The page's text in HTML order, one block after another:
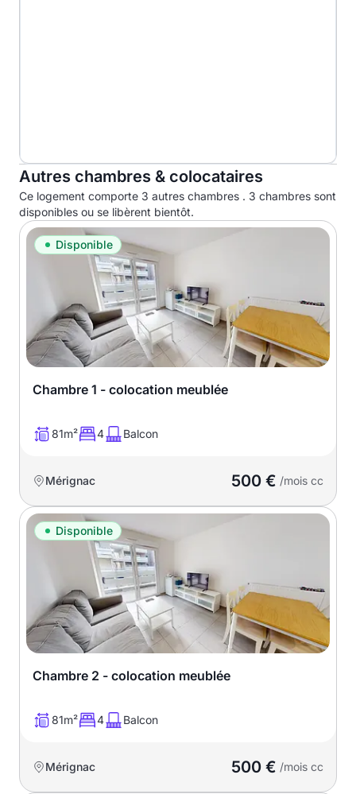
Autres chambres & colocataires
Ce logement comporte 3 autres chambres . 3 chambres sont
disponibles ou se libèrent bientôt.
Disponible
Chambre 1 - colocation meublée
81m² 4 Balcon
Mérignac 500 € /mois cc
Disponible
Chambre 2 - colocation meublée
81m² 4 Balcon
Mérignac 500 € /mois cc